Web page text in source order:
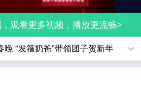
观看更多视频，播放更流畅>
晚 “发箍奶爸”带领团子贺新年